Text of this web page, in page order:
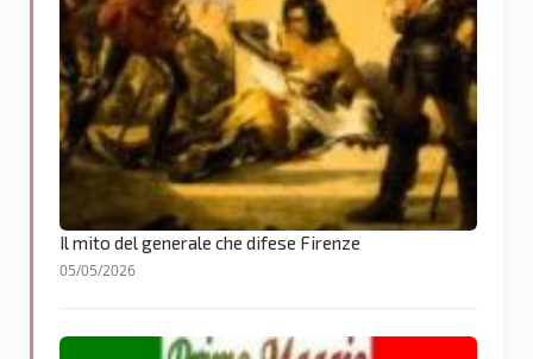
Il mito del generale che difese Firenze
05/05/2026